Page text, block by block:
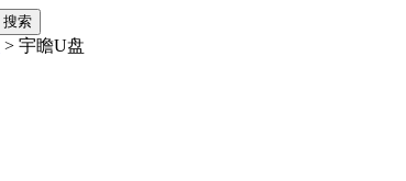
> 宇瞻U盘